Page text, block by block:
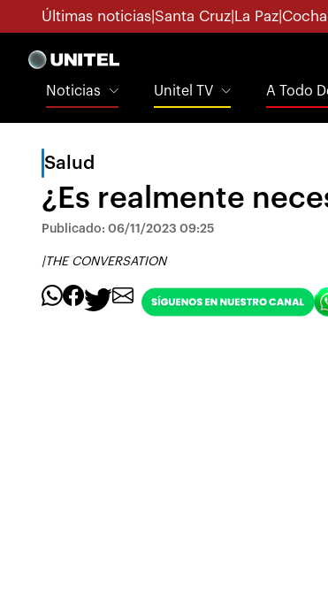
Últimas noticias Santa Cruz La Paz
Noticias Unitel TV A Todo
Salud
¿Es realmente
Publicado: 06/11/2023 09:25
|THE CONVERSATION